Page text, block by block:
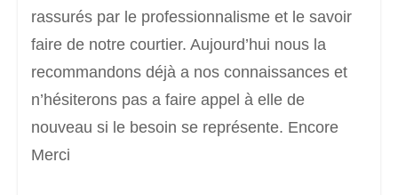
rassurés par le professionnalisme et le savoir
faire de notre courtier. Aujourd’hui nous la
recommandons déjà a nos connaissances et
n’hésiterons pas a faire appel à elle de
nouveau si le besoin se représente. Encore
Merci